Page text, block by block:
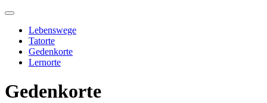
Skip
contentLebenswege
Tatorte
Gedenkorte
Lernorte
Gedenkorte